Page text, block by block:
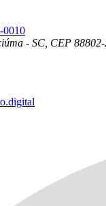
0010
- SC, CEP